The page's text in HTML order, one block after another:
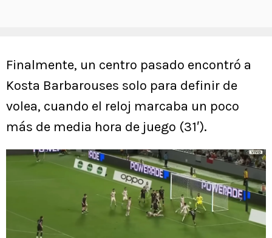
Finalmente, un centro pasado encontró a
Kosta Barbarouses solo para definir de
volea, cuando el reloj marcaba un poco
más de media hora de juego (31′).